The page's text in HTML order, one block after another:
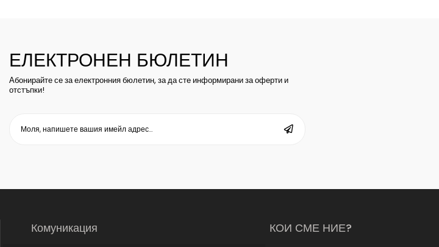
ЕЛЕКТРОНЕН БЮЛЕТИН
Абонирайте се за електронния бюлетин, за да сте информирани за оферти и
отстъпки!
Комуникация КОИ СМЕ НИЕ?